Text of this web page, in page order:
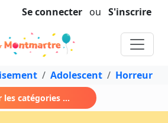
Se connecter ou S'inscrire
Adolescent Horreur
les catégories ...